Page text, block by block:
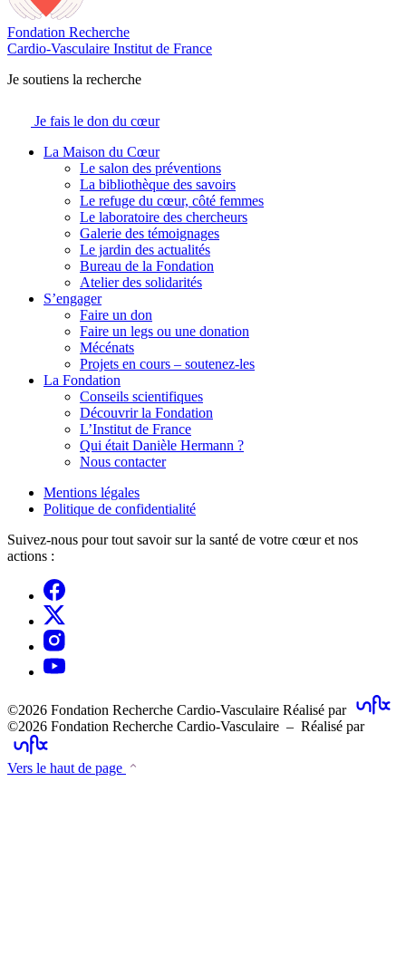
Fondation Recherche
Cardio-Vasculaire Institut de France
Je soutiens la recherche
Je fais le don du cœur
La Maison du Cœur
Le salon des préventions
La bibliothèque des savoirs
Le refuge du cœur, côté femmes
Le laboratoire des chercheurs
Galerie des témoignages
Le jardin des actualités
Bureau de la Fondation
Atelier des solidarités
S’engager
Faire un don
Faire un legs ou une donation
Mécénats
Projets en cours – soutenez-les
La Fondation
Conseils scientifiques
Découvrir la Fondation
L’Institut de France
Qui était Danièle Hermann ?
Nous contacter
Mentions légales
Politique de confidentialité
Suivez-nous pour tout savoir sur la santé de votre cœur et nos
actions :
©2026 Fondation Recherche Cardio-Vasculaire Réalisé par
©2026 Fondation Recherche Cardio-Vasculaire – Réalisé par
Vers le haut de page